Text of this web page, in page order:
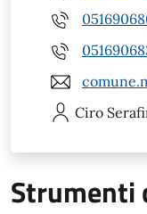
Ciro
Strumenti